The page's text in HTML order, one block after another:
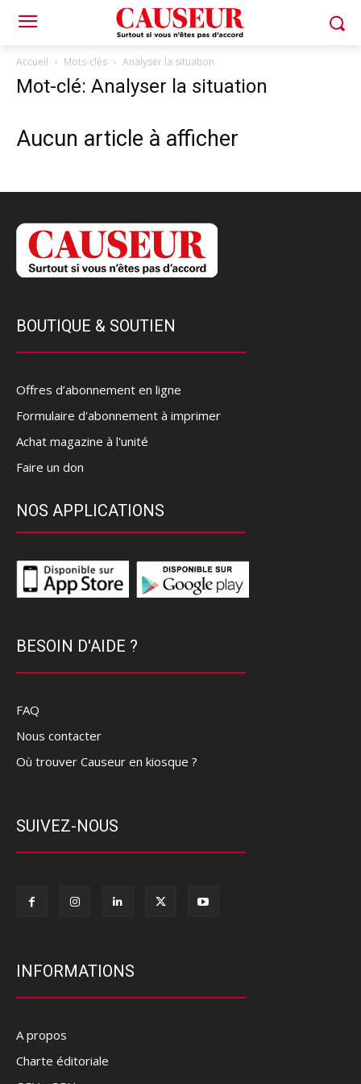
Accueil Mots-clés Analyser la situation
Mot-clé: Analyser la situation
Aucun article à afficher
BOUTIQUE & SOUTIEN
Offres d’abonnement en ligne
Formulaire d'abonnement à imprimer
Achat magazine à l'unité
Faire un don
NOS APPLICATIONS
BESOIN D'AIDE ?
FAQ
Nous contacter
Où trouver Causeur en kiosque ?
SUIVEZ-NOUS
INFORMATIONS
A propos
Charte éditoriale